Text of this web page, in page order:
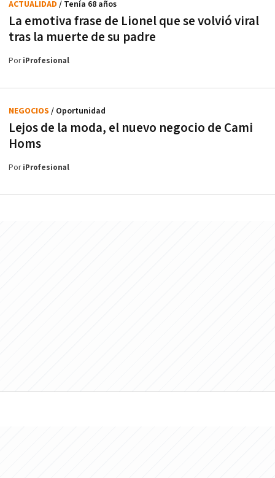
La emotiva frase de Lionel que se volvió viral
tras la muerte de su padre
ACTUALIDAD / Tenía 68 años
PoriProfesional
Lejos de la moda, el nuevo negocio de Cami
Homs
NEGOCIOS / Oportunidad
PoriProfesional